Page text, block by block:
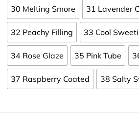
30 Melting Smore 31 Lavender
32 Peachy Filling 33 Cool
34 Rose Glaze 35 Pink Tube
37 Raspberry Coated 38 Salty